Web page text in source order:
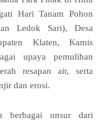
Hari Tanam Pohon
Ledok Sari), Desa
Klaten, Kamis
upaya pemulihan
resapan air, serta
dan erosi.
berbagai unsur dari